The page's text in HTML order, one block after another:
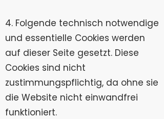
4. Folgende technisch notwendige
und essentielle Cookies werden
auf dieser Seite gesetzt. Diese
Cookies sind nicht
zustimmungspflichtig, da ohne sie
die Website nicht einwandfrei
funktioniert.